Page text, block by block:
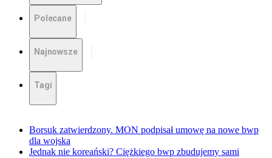
Polecane
Najnowsze
Tagi
Borsuk zatwierdzony. MON podpisał umowę na nowe bwp
dla wojska
Jednak nie koreański? Ciężkiego bwp zbudujemy sami